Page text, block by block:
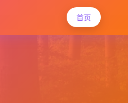
首页